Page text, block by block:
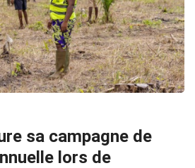
sa campagne de
lors de